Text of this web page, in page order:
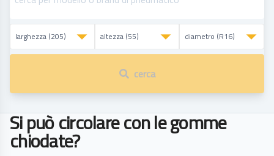
cerca
Si può circolare con le gomme
chiodate?